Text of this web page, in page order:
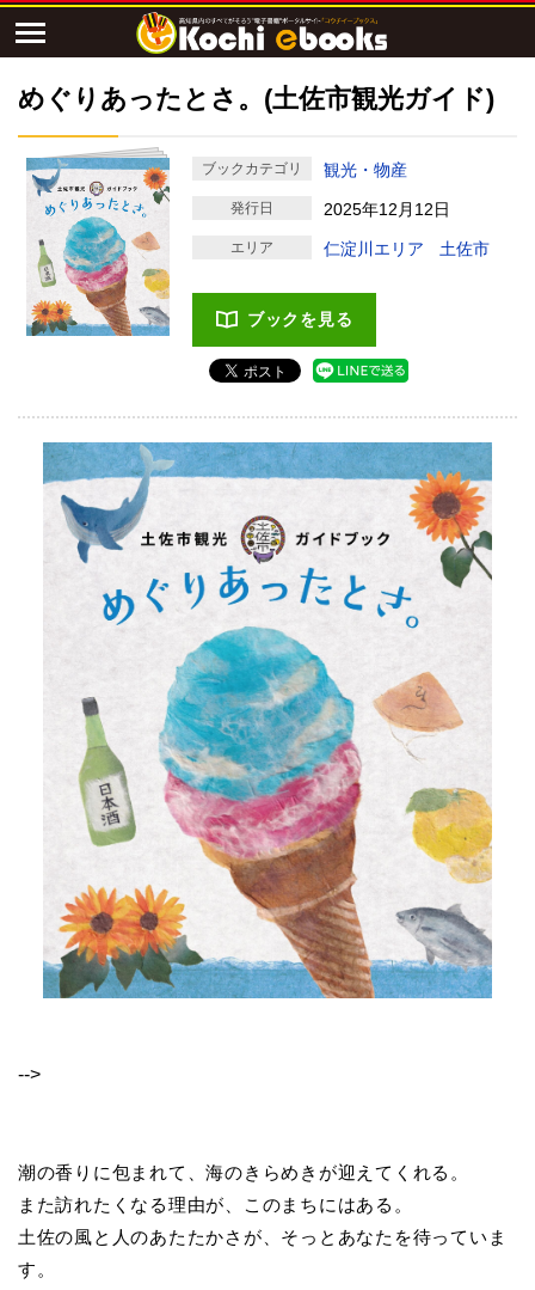
めぐりあったとさ。(土佐市観光ガイド)
ブックカテゴリ 観光・物産
発行日 2025年12月12日
エリア 仁淀川エリア 土佐市
ブックを見る
-->
潮の香りに包まれて、海のきらめきが迎えてくれる。
また訪れたくなる理由が、このまちにはある。
土佐の風と人のあたたかさが、そっとあなたを待っていま
す。